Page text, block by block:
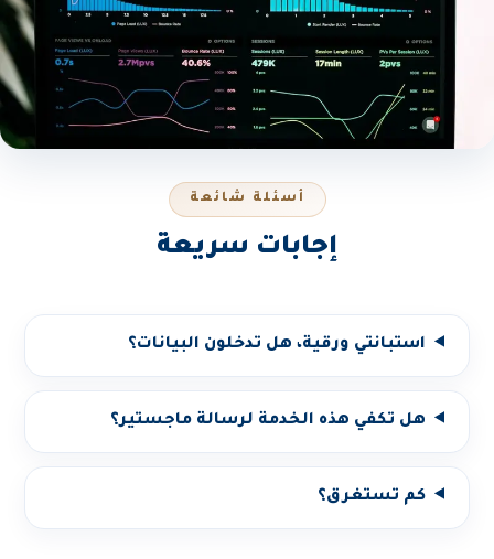
أسئلة شائعة
إجابات سريعة
استبانتي ورقية، هل تدخلون البيانات؟
هل تكفي هذه الخدمة لرسالة ماجستير؟
كم تستغرق؟